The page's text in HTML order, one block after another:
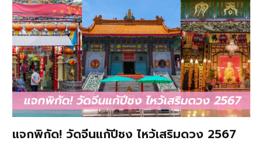
แจกพิกัด! วัดจีนแก้ปีชง ไหว้เสริมดวง 2567